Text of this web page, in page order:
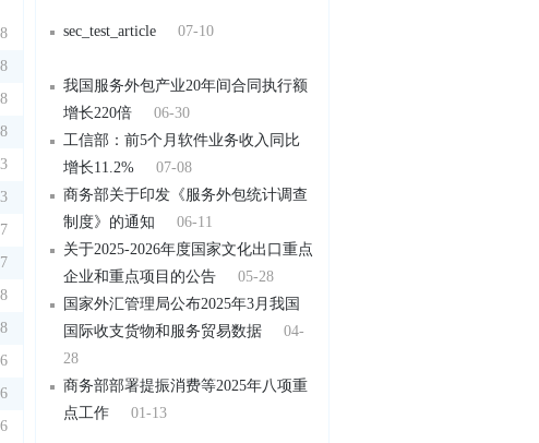
sec_test_article 07-10
我国服务外包产业20年间合同执行额
增长220倍
06-30
工信部：前5个月软件业务收入同比
增长11.2%
07-08
商务部关于印发《服务外包统计调查
制度》的通知
06-11
关于2025-2026年度国家文化出口重点
企业和重点项目的公告
05-28
国家外汇管理局公布2025年3月我国
国际收支货物和服务贸易数据
04-
28
商务部部署提振消费等2025年八项重
点工作
01-13